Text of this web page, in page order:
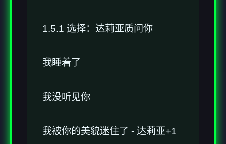
1.5.1 选择：达莉亚质问你
我睡着了
我没听见你
我被你的美貌迷住了 - 达莉亚+1